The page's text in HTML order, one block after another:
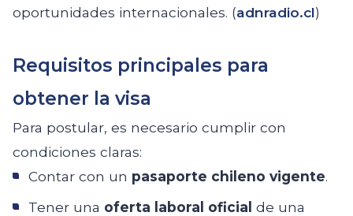
oportunidades internacionales. (adnradio.cl)
Requisitos principales para
obtener la visa
Para postular, es necesario cumplir con
condiciones claras:
Contar con un pasaporte chileno vigente.
Tener una oferta laboral oficial de una